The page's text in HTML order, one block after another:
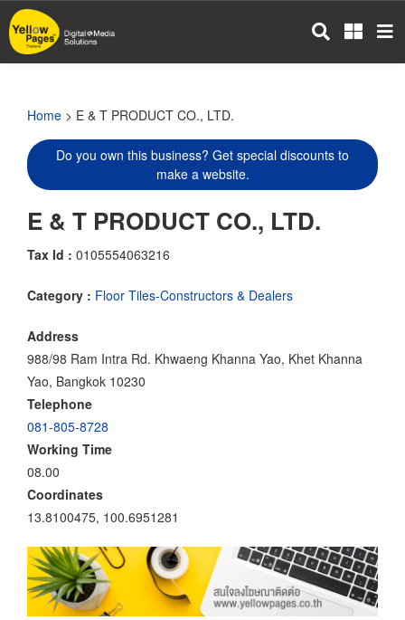
Skip
to
main
Home > E & T PRODUCT CO., LTD.
Do you own this business? Get special discounts to
make a website.
E & T PRODUCT CO., LTD.
Tax Id : 0105554063216
Category : Floor Tiles-Constructors & Dealers
Address
988/98 Ram Intra Rd. Khwaeng Khanna Yao, Khet Khanna
Yao, Bangkok 10230
Telephone
081-805-8728
Working Time
08.00
Coordinates
13.8100475, 100.6951281